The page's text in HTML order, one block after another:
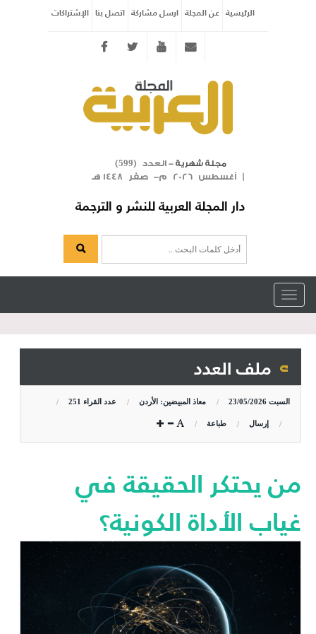
الرئيسية عن المجلة ارسل مشاركة اتصل بنا الإشتراكات
Twitter youtube
مجلة شهرية- العدد ( 599
)
| أغسطس 2026 م- صفر 1448 هـ
دار المجلة العربية للنشر و الترجمة
Toggle
navigation
ملف العدد
السبت 23/05/2026 معاذ المبيضين: الأردن عدد القراء 251
إرسال طباعة
من يحتكر الحقيقة في
غياب الأداة الكونية؟